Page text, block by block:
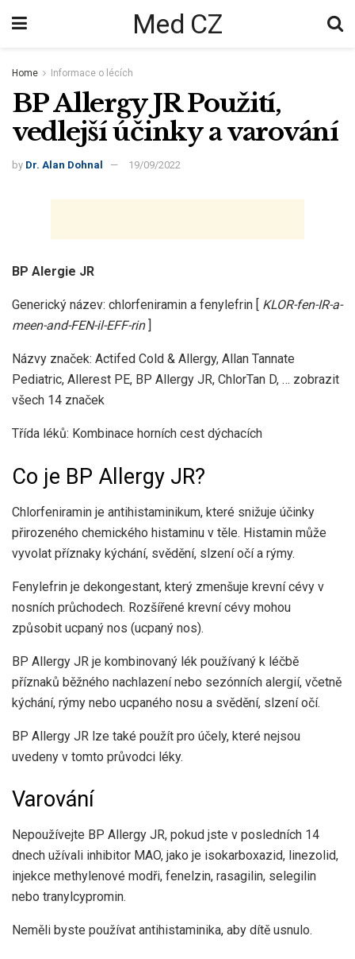
Med CZ
Home Informace o lécích
BP Allergy JR Použití,
vedlejší účinky a varování
by Dr. Alan Dohnal 19/09/2022
BP Alergie JR
Generický název: chlorfeniramin a fenylefrin [ KLOR-fen-IR-a-
meen-and-FEN-il-EFF-rin]
Názvy značek: Actifed Cold & Allergy, Allan Tannate
Pediatric, Allerest PE, BP Allergy JR, ChlorTan D, … zobrazit
všech 14 značek
Třída léků: Kombinace horních cest dýchacích
Co je BP Allergy JR?
Chlorfeniramin je antihistaminikum, které snižuje účinky
přirozeného chemického histaminu v těle. Histamin může
vyvolat příznaky kýchání, svědění, slzení očí a rýmy.
Fenylefrin je dekongestant, který zmenšuje krevní cévy v
nosních průchodech. Rozšířené krevní cévy mohou
způsobit ucpaný nos (ucpaný nos).
BP Allergy JR je kombinovaný lék používaný k léčbě
příznaků běžného nachlazení nebo sezónních alergií, včetně
kýchání, rýmy nebo ucpaného nosu a svědění, slzení očí.
BP Allergy JR lze také použít pro účely, které nejsou
uvedeny v tomto průvodci léky.
Varování
Nepoužívejte BP Allergy JR, pokud jste v posledních 14
dnech užívali inhibitor MAO, jako je isokarboxazid, linezolid,
injekce methylenové modři, fenelzin, rasagilin, selegilin
nebo tranylcypromin.
Neměli byste používat antihistaminika, aby dítě usnulo.